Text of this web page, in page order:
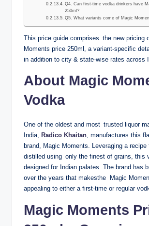
Q4. Can first-time vodka drinkers have
250ml?
Q5. What variants come of Magic
This price guide comprises the new pricing
Moments price 250ml, a variant-specific
in addition to city & state-wise rates across
About Magic
Vodka
One of the oldest and most trusted liquor
India, Radico Khaitan, manufactures this
brand, Magic Moments. Leveraging a
distilled using only the finest of grains, this
designed for Indian palates. The brand has
over the years that makesthe Magic
appealing to either a first-time or regular
Comment Skrill
Magic Moments